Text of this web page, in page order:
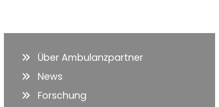
Über Ambulanzpartner
News
Forschung